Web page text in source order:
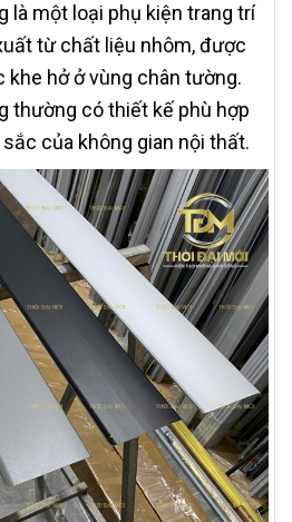
là một loại phụ kiện trang trí
từ chất liệu nhôm, được
hở ở vùng chân tường.
thường có thiết kế phù hợp
của không gian nội thất.